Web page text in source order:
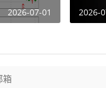
2026-07-01 2026-